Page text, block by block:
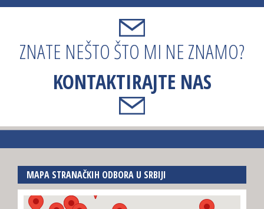
ZNATE NEŠTO ŠTO MI NE ZNAMO?
KONTAKTIRAJTE NAS
MAPA STRANAČKIH ODBORA U SRBIJI